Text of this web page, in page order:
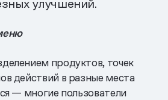
улучшений.
продуктов, точек
действий в разные места
— многие пользователи